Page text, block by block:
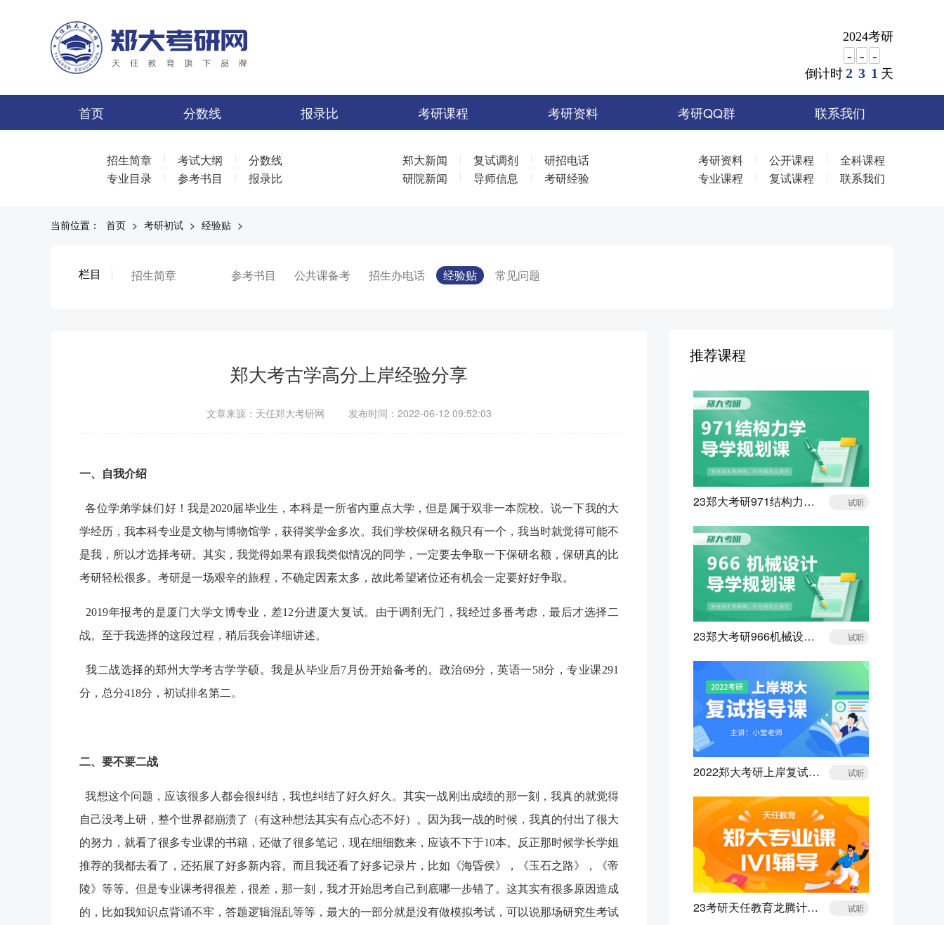
2024考研
倒计时
-
2
-
3
-
1 天
首页 分数线 报录比 考研课程 考研资料 考研QQ群 联系我们
招生简章 | 考试大纲 |
分数线
专业目录
| 参考书目 | 报录比
郑大新闻 | 复试调剂 |
研招电话
研院新闻
| 导师信息 | 考研经验
考研资料 | 公开课程 |
全科课程
专业课程
| 复试课程 | 联系我们
当前位置： 首页 > 考研初试 > 经验贴 >
栏目 招生简章 参考书目 公共课备考 招生办电话 经验贴 常见问题
郑大考古学高分上岸经验分享
文章来源：天任郑大考研网 发布时间：2022-06-12 09:52:03
一、自我介绍
各位学弟学妹们好！我是2020届毕业生，本科是一所省内重点大学，但是属于双非一本院校。说一下我的大
学经历，我本科专业是文物与博物馆学，获得奖学金多次。我们学校保研名额只有一个，我当时就觉得可能不
是我，所以才选择考研。其实，我觉得如果有跟我类似情况的同学，一定要去争取一下保研名额，保研真的比
考研轻松很多。考研是一场艰辛的旅程，不确定因素太多，故此希望诸位还有机会一定要好好争取。
2019年报考的是厦门大学文博专业，差12分进厦大复试。由于调剂无门，我经过多番考虑，最后才选择二
战。至于我选择的这段过程，稍后我会详细讲述。
我二战选择的郑州大学考古学学硕。我是从毕业后7月份开始备考的。政治69分，英语一58分，专业课291
分，总分418分，初试排名第二。
二、要不要二战
我想这个问题，应该很多人都会很纠结，我也纠结了好久好久。其实一战刚出成绩的那一刻，我真的就觉得
自己没考上研，整个世界都崩溃了（有这种想法其实有点心态不好）。因为我一战的时候，我真的付出了很大
的努力，就看了很多专业课的书籍，还做了很多笔记，现在细细数来，应该不下于10本。反正那时候学长学姐
推荐的我都去看了，还拓展了好多新内容。而且我还看了好多记录片，比如《海昏侯》，《玉石之路》，《帝
陵》等等。但是专业课考得很差，很差，那一刻，我才开始思考自己到底哪一步错了。这其实有很多原因造成
的，比如我知识点背诵不牢，答题逻辑混乱等等，最大的一部分就是没有做模拟考试，可以说那场研究生考试
推荐课程
23郑大考研971结构力学导学规划课 试听
23郑大考研966机械设计导学规划课 试听
2022郑大考研上岸复试指导课程 试听
23考研天任教育龙腾计划郑大专业课1V1辅导 试听